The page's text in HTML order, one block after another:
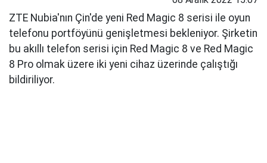
ZTE Nubia'nın Çin'de yeni Red Magic 8 serisi ile oyun
telefonu portföyünü genişletmesi bekleniyor. Şirketin
bu akıllı telefon serisi için Red Magic 8 ve Red Magic
8 Pro olmak üzere iki yeni cihaz üzerinde çalıştığı
bildiriliyor.